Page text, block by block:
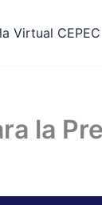
Virtual CEPEC
la